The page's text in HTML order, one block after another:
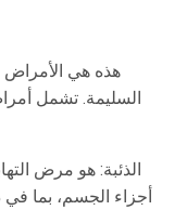
هذه هي الأمراض
السليمة. تشمل
الذئبة: هو مرض
أجزاء الجسم، بما في